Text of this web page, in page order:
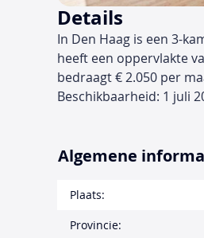
Details
In Den Haag is een 3-
heeft een oppervlakte
bedraagt € 2.050 per
Beschikbaarheid: 1 juli
Algemene
Plaats:
Provincie: